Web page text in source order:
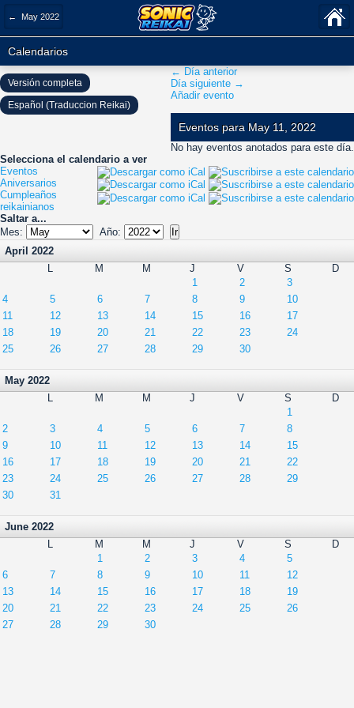
← May 2022
Calendarios
← Día anterior
Día siguiente →
Añadir evento
Eventos para May 11, 2022
No hay eventos anotados para este día.
Selecciona el calendario a ver
Eventos
Aniversarios
Cumpleaños
reikainianos
Saltar a...
Mes:
Año:
April 2022
L
M M J V S
D
1
2
3
4
5 6 7 8 9
10
11
12 13 14 15 16
17
18
19 20 21 22 23
24
25
26 27 28 29 30
May 2022
L
M M J V S
D
1
2
3 4 5 6 7
8
9
10 11 12 13 14
15
16
17 18 19 20 21
22
23
24 25 26 27 28
29
30
31
June 2022
L
M M J V S
D
1
2 3 4
5
6
7 8 9 10 11
12
13
14 15 16 17 18
19
20
21 22 23 24 25
26
27
28 29 30
Versión completa
Español (Traduccion Reikai)